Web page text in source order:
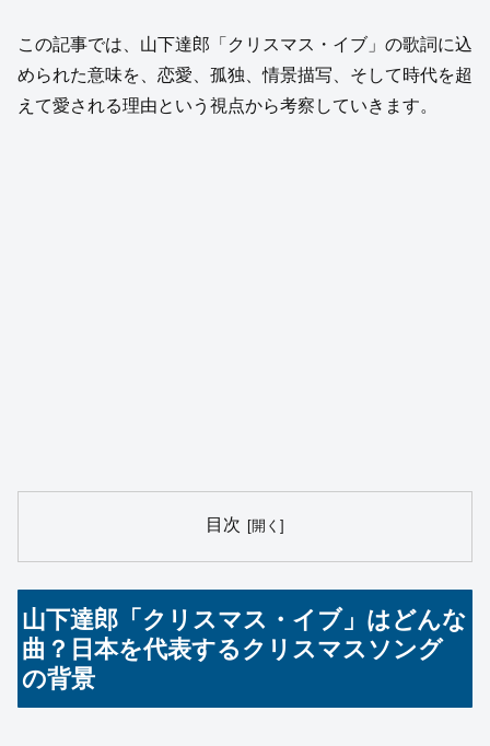
この記事では、山下達郎「クリスマス・イブ」の歌詞に込
められた意味を、恋愛、孤独、情景描写、そして時代を超
えて愛される理由という視点から考察していきます。
目次
山下達郎「クリスマス・イブ」はどんな
曲？日本を代表するクリスマスソング
の背景